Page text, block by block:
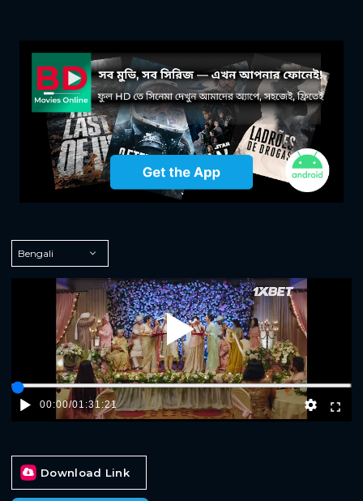
Play
00:00/01:31:21
Download Link